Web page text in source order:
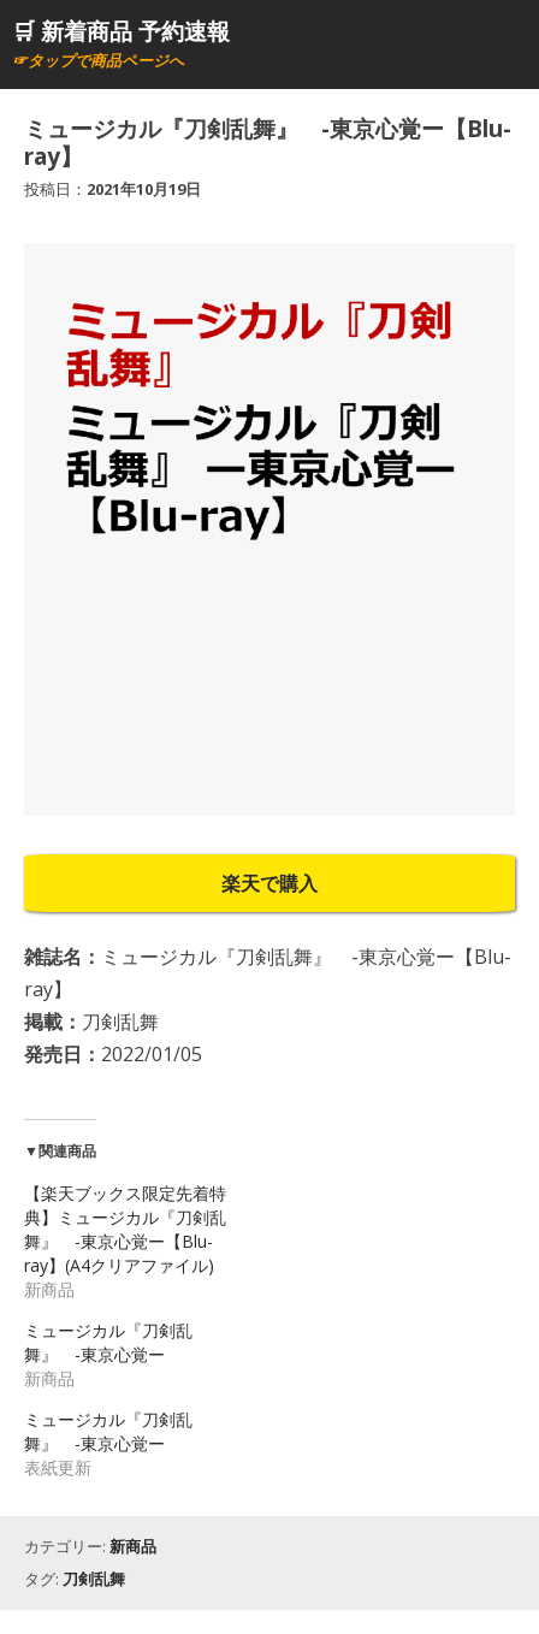
ン🛒 新着商品 予約速報
☞タップで商品ページへ
ミュージカル『刀剣乱舞』 -東京心覚ー【Blu-
ray】
投稿日： 2021年10月19日
楽天で購入
雑誌名： ミュージカル『刀剣乱舞』 -東京心覚ー【Blu-
ray】
掲載： 刀剣乱舞
発売日： 2022/01/05
▼関連商品
【楽天ブックス限定先着特
典】ミュージカル『刀剣乱
舞』 -東京心覚ー【Blu-
ray】(A4クリアファイル)
新商品
ミュージカル『刀剣乱
舞』 -東京心覚ー
新商品
ミュージカル『刀剣乱
舞』 -東京心覚ー
表紙更新
カテゴリー: 新商品
タグ: 刀剣乱舞